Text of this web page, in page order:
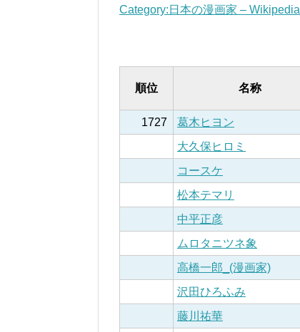
Category:日本の漫画家 – Wikipedia
順位 名称
1727
葛木ヒヨン
大久保ヒロミ
コースケ
松本テマリ
中平正彦
ムロタニツネ象
高橋一郎_(漫画家)
沢田ひろふみ
藤川祐華